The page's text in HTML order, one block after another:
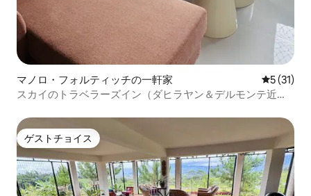
マノロ・フォルティッチの一軒家 レビュー
5 (31)
スカイのトラベラーズイン（ダヒラヤン＆デルモンテ近
ゲストチョイス
ゲストチョイス